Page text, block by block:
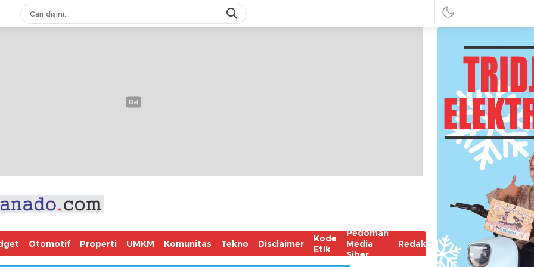
Otomotif Properti UMKM Komunitas Tekno Disclaimer
Kode
Etik
Pedoman
Media
Siber
Redaksi